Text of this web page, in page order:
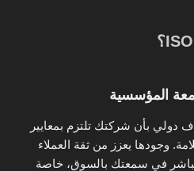
دولي بأن شركتك تلتزم بمعايير
وجودها يعزز من ثقة العملاء
في سمعتك بالسوق، خاصة